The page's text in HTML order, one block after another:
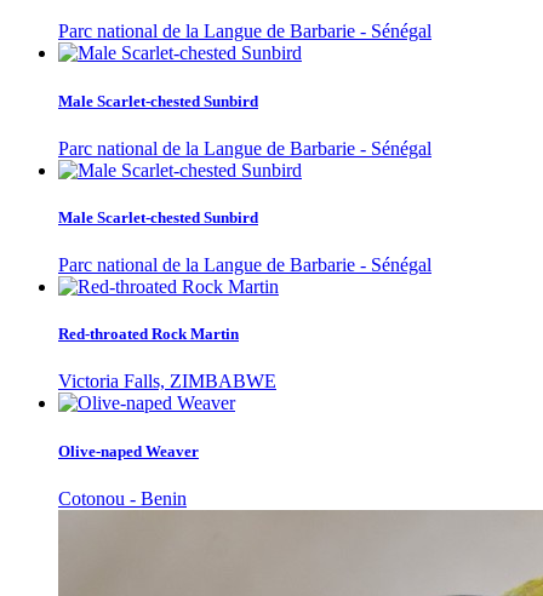
Parc national de la Langue de Barbarie - Sénégal
Male Scarlet-chested Sunbird
Parc national de la Langue de Barbarie - Sénégal
Male Scarlet-chested Sunbird
Parc national de la Langue de Barbarie - Sénégal
Red-throated Rock Martin
Victoria Falls, ZIMBABWE
Olive-naped Weaver
Cotonou - Benin